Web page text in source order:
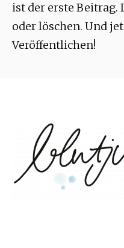
ist der erste Beitrag.
oder löschen. Und
Veröffentlichen!